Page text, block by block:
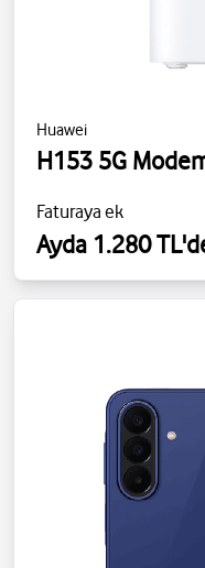
Huawei
H153 5G
Faturaya ek
Ayda 1.280